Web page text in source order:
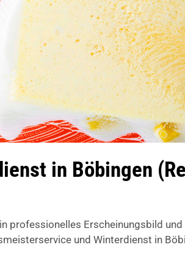
in Böbingen
professionelles Erscheinungsbild und
und Winterdienst in